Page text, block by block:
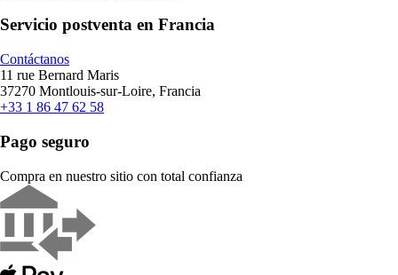
Servicio postventa en Francia
Contáctanos
11 rue Bernard Maris
37270 Montlouis-sur-Loire, Francia
+33 1 86 47 62 58
Pago seguro
Compra en nuestro sitio con total confianza